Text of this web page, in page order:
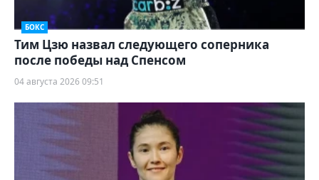
БОКС
Тим Цзю назвал следующего соперника
после победы над Спенсом
04 августа 2026 09:51